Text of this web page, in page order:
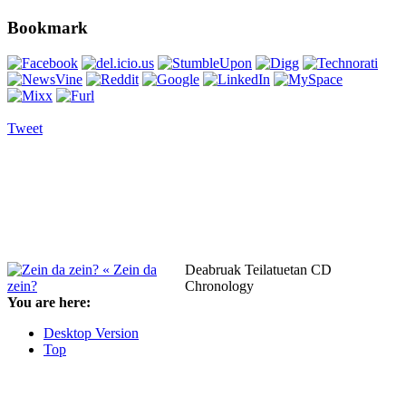
Bookmark
Tweet
« Zein da
zein?
Deabruak Teilatuetan CD
Chronology
You are here:
Desktop Version
Top